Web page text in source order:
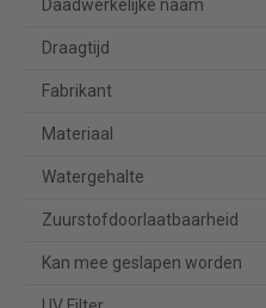
Daadwerkelijke naam
Draagtijd
Fabrikant
Materiaal
Watergehalte
Zuurstofdoorlaatbaarheid
Kan mee geslapen worden